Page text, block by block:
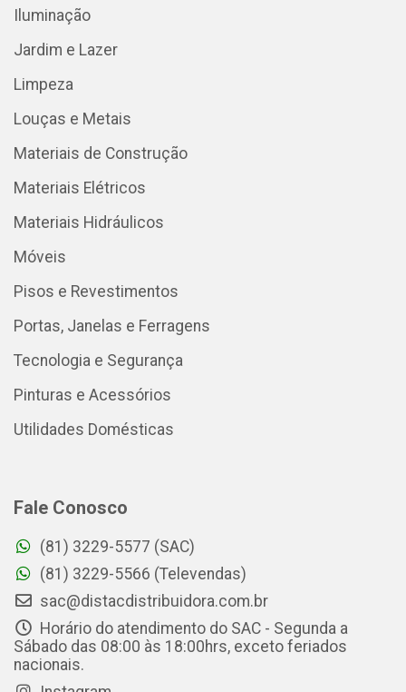
Iluminação
Jardim e Lazer
Limpeza
Louças e Metais
Materiais de Construção
Materiais Elétricos
Materiais Hidráulicos
Móveis
Pisos e Revestimentos
Portas, Janelas e Ferragens
Tecnologia e Segurança
Pinturas e Acessórios
Utilidades Domésticas
Fale Conosco
(81) 3229-5577 (SAC)
(81) 3229-5566 (Televendas)
sac@distacdistribuidora.com.br
Horário do atendimento do SAC - Segunda a
Sábado das 08:00 às 18:00hrs, exceto feriados
nacionais.